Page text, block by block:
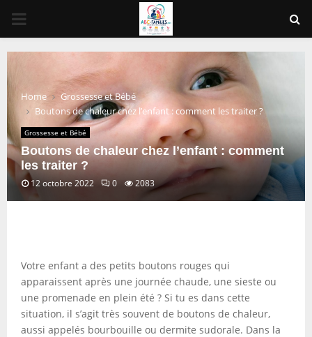
PRIMARY
MENU
Home
Grossesse et Bébé
Boutons de chaleur chez l’enfant : comment les traiter ?
Grossesse et Bébé
Boutons de chaleur chez l’enfant : comment
les traiter ?
12 octobre 2022 0 2083
Votre enfant a des petits boutons rouges qui
apparaissent après une journée chaude, une sieste ou
une promenade en plein été ? Si tu es dans cette
situation, il s’agit très souvent de boutons de chaleur,
aussi appelés bourbouille ou dermite sudorale. Dans la